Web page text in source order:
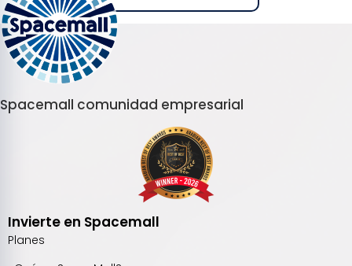
Spacemall comunidad empresarial
Invierte en Spacemall
Planes